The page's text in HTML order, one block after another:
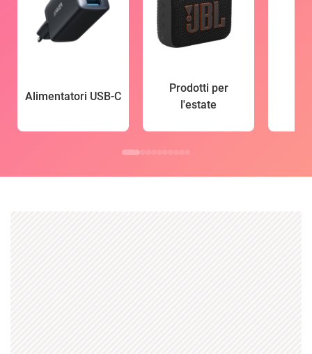
Alimentatori USB-C
Prodotti per
l'estate